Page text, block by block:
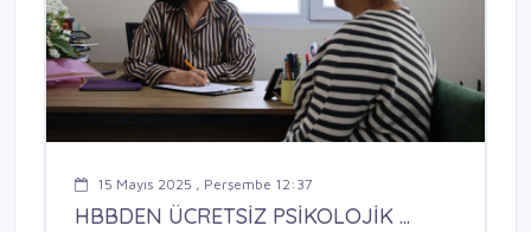
15 Mayıs 2025 , Perşembe 12:37
HBBDEN ÜCRETSİZ PSİKOLOJİK ...